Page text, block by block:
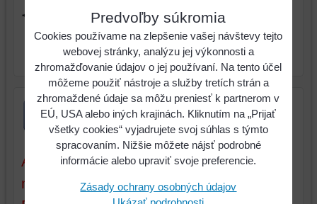
Kód:550.1165
Aktuálne ceny sú platné iba pri tovare a
množstve, ktoré máme na sklade.
Predvoľby súkromia
Cookies používame na zlepšenie vašej návštevy tejto
webovej stránky, analýzu jej výkonnosti a
zhromažďovanie údajov o jej používaní. Na tento účel
môžeme použiť nástroje a služby tretích strán a
zhromaždené údaje sa môžu preniesť k partnerom v
EÚ, USA alebo iných krajinách. Kliknutím na „Prijať
všetky cookies“ vyjadrujete svoj súhlas s týmto
spracovaním. Nižšie môžete nájsť podrobné
informácie alebo upraviť svoje preferencie.
Zásady ochrany osobných údajov